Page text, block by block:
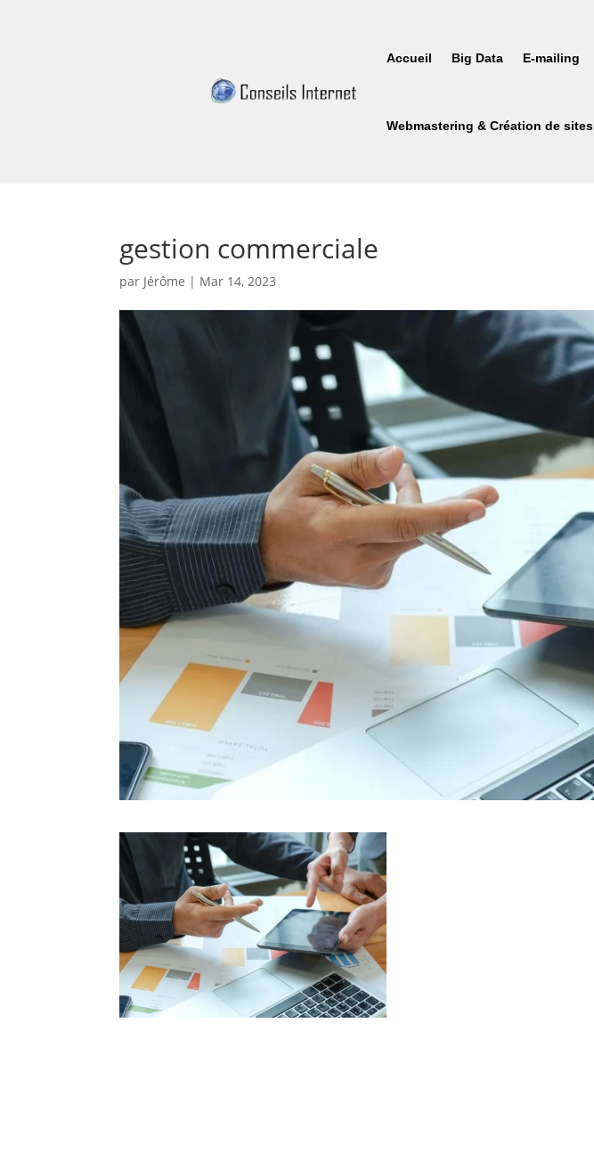
Accueil Big Data E-mailing
Webmastering & Création de sites
gestion commerciale
par Jérôme | Mar 14, 2023